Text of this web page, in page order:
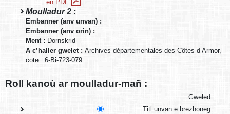
en PDF
Moulladur 2 :
Embanner (anv unvan) :
Embanner (anv orin) :
Ment : Dornskrid
A c’haller gwelet : Archives départementales des Côtes d’Armor,
cote : 6-Bi-723-079
Roll kanoù ar moulladur-mañ :
Gweled :
Titl unvan e brezhoneg